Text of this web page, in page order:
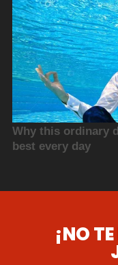
¡NO